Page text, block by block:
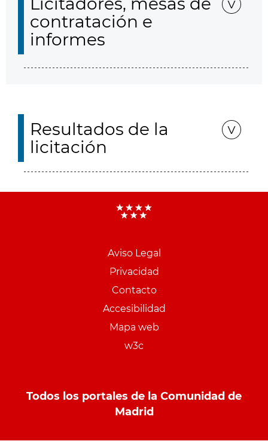
contratación e
informes
Resultados de la
licitación
Aviso Legal
Privacidad
Contacto
Accesibilidad
Mapa web
w3c
Todos los portales de la Comunidad de
Madrid